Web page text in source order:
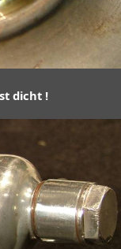
dicht !